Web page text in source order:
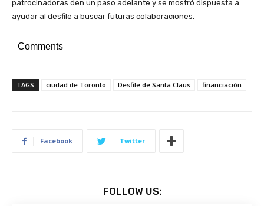
patrocinadoras den un paso adelante y se mostró dispuesta a
ayudar al desfile a buscar futuras colaboraciones.
Comments
TAGS ciudad de Toronto Desfile de Santa Claus financiación
Facebook Twitter
FOLLOW US: